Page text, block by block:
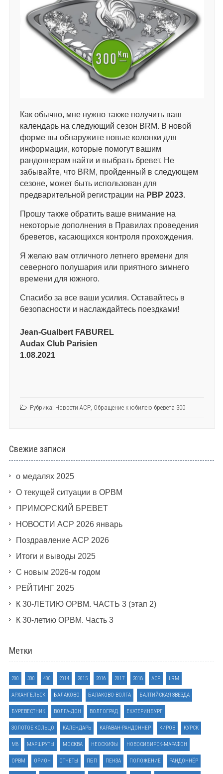
Как обычно, мне нужно также получить ваш
календарь на следующий сезон BRM. В новой
форме вы обнаружите новые колонки для
информации, которые помогут вашим
рандоннерам найти и выбрать бревет. Не
забывайте, что BRM, пройденный в следующем
сезоне, может быть использован для
предварительной регистрации на РВР 2023.
Прошу также обратить ваше внимание на
некоторые дополнения в Правилах проведения
бреветов, касающихся контроля прохождения.
Я желаю вам отличного летнего времени для
северного полушария или приятного зимнего
времени для южного.
Спасибо за все ваши усилия. Оставайтесь в
безопасности и наслаждайтесь поездками!
Jean-Gualbert FABUREL
Audax Club Parisien
1.08.2021
Рубрика: Новости АСР, Обращение к юбилею бревета 300
Свежие записи
о медалях 2025
О текущей ситуации в ОРВМ
ПРИМОРСКИЙ БРЕВЕТ
НОВОСТИ АСР 2026 январь
Поздравление АСР 2026
Итоги и выводы 2025
С новым 2026-м годом
РЕЙТИНГ 2025
К 30-ЛЕТИЮ ОРВМ. ЧАСТЬ 3 (этап 2)
К 30-летию ОРВМ. Часть 3
Метки
200 300 400 2014 2015 2016 2017 2018 ACP LRM
АРХАНГЕЛЬСК БАЛАКОВО БАЛАКОВО-ВОЛГА БАЛТИЙСКАЯ ЗВЕЗДА
БУРЕВЕСТНИК ВОЛГА-ДОН ВОЛГОГРАД ЕКАТЕРИНБУРГ
ЗОЛОТОЕ КОЛЬЦО КАЛЕНДАРЬ КАРАВАН-РАНДОННЕР КИРОВ КУРСК
М8 МАРШРУТЫ МОСКВА НЕОСКИФЫ НОВОСИБИРСК-МАРАФОН
ОРВМ ОРИОН ОТЧЕТЫ ПБП ПЕНЗА ПОЛОЖЕНИЕ РАНДОННЁР